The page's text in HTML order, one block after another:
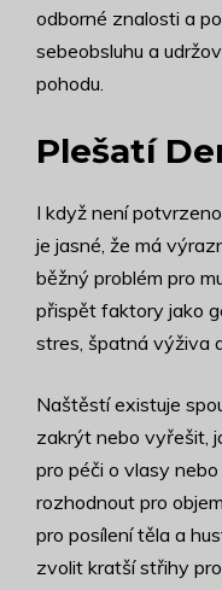
odborné znalosti a
sebeobsluhu a
pohodu.
Plešatí
I když není
je jasné, že má
běžný problém pro
přispět faktory jako
stres, špatná výživa
Naštěstí existuje
zakrýt nebo vyřešit,
pro péči o vlasy
rozhodnout pro
pro posílení těla a
zvolit kratší střihy